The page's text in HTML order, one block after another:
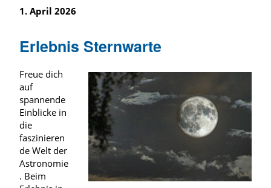
1. April 2026
Erlebnis Sternwarte
Freue dich
auf
spannende
Einblicke in
die
faszinieren
de Welt der
Astronomie
. Beim